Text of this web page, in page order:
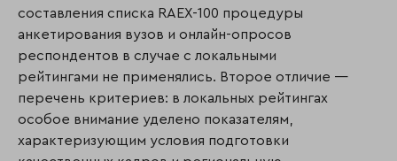
составления списка RAEX-100 процедуры
анкетирования вузов и онлайн-опросов
респондентов в случае с локальными
рейтингами не применялись. Второе отличие —
перечень критериев: в локальных рейтингах
особое внимание уделено показателям,
характеризующим условия подготовки